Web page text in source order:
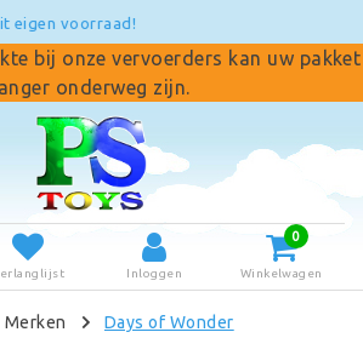
bij onze vervoerders kan uw pakket
onderweg zijn.
Inloggen
0
Winkelwagen
Merken Days of Wonder